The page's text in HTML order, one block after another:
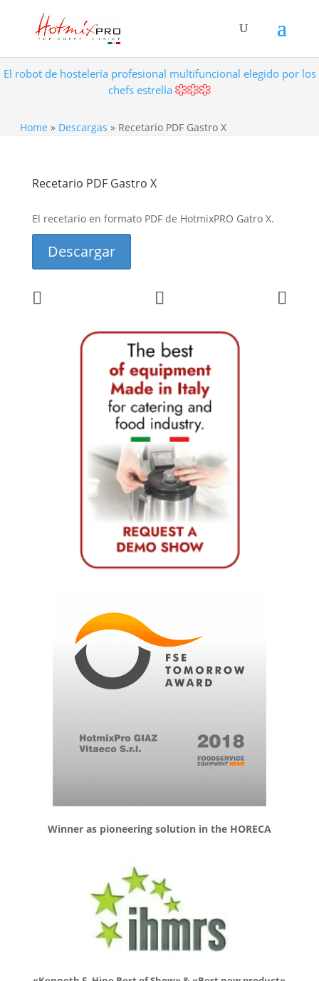
El robot de hostelería profesional multifuncional elegido por los
chefs estrella
Home » Descargas » Recetario PDF Gastro X
Recetario PDF Gastro X
El recetario en formato PDF de HotmixPRO Gatro X.
Descargar
Winner as pioneering solution in the HORECA